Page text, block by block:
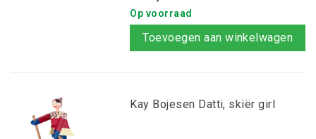
Op voorraad
Toevoegen aan winkelwagen
Kay Bojesen Datti, skiër girl